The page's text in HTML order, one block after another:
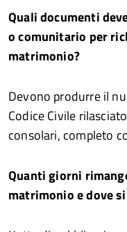
Quali documenti
o comunitario per
matrimonio?
Devono produrre il
Codice Civile
consolari, completo
Quanti giorni
matrimonio e dove